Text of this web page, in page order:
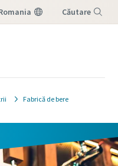
Căutare
Fabrică de bere